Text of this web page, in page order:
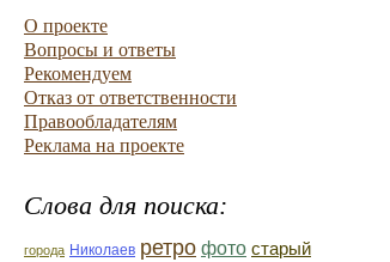
О проекте
Вопросы и ответы
Рекомендуем
Отказ от ответственности
Правообладателям
Реклама на проекте
Слова для поиска:
города Николаев ретро фото старый